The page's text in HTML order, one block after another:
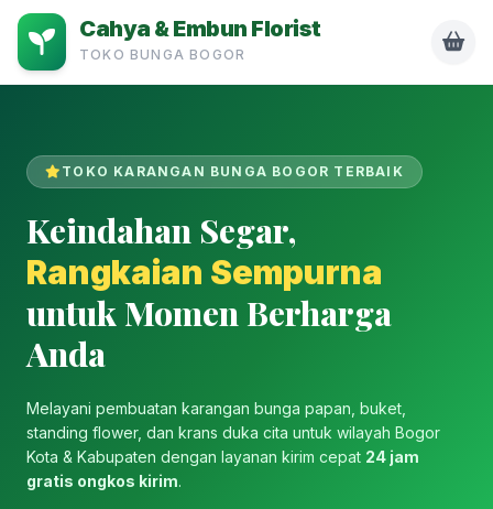
Cahya & Embun Florist
TOKO BUNGA BOGOR
TOKO KARANGAN BUNGA BOGOR TERBAIK
Keindahan Segar,
Rangkaian Sempurna
untuk Momen Berharga
Anda
Melayani pembuatan karangan bunga papan, buket,
standing flower, dan krans duka cita untuk wilayah Bogor
Kota & Kabupaten dengan layanan kirim cepat 24 jam
gratis ongkos kirim.